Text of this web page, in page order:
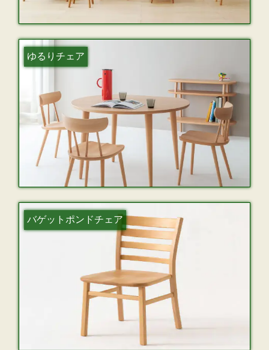
ゆるりチェア
バゲットポンドチェア